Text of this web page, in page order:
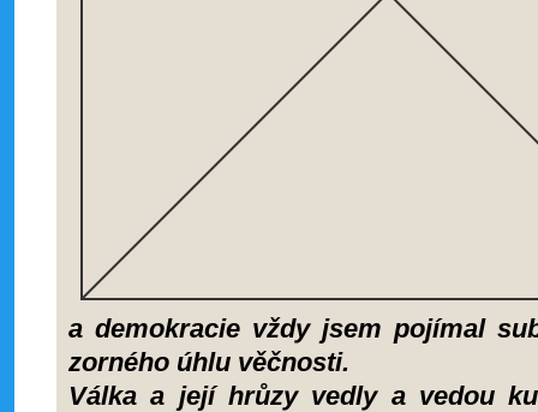
a demokracie vždy jsem pojímal
zorného úhlu věčnosti.
Válka a její hrůzy vedly a vedou